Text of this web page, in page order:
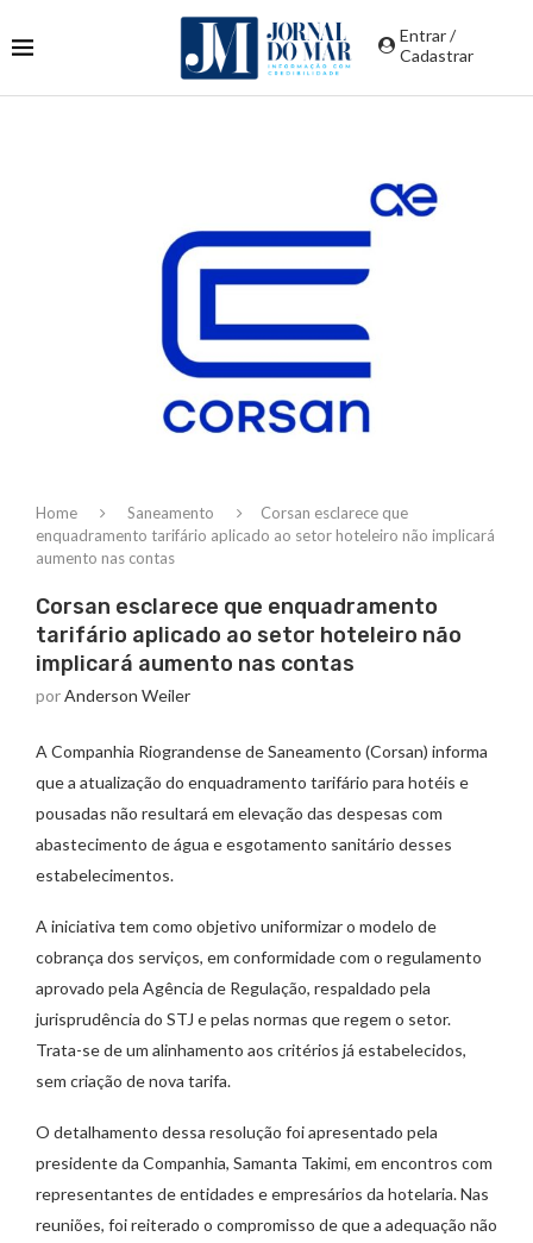
Entrar /
Cadastrar
Home Saneamento
Corsan esclarece que
enquadramento tarifário aplicado ao setor hoteleiro não implicará
aumento nas contas
Corsan esclarece que enquadramento
tarifário aplicado ao setor hoteleiro não
implicará aumento nas contas
porAnderson Weiler
A Companhia Riograndense de Saneamento (Corsan) informa
que a atualização do enquadramento tarifário para hotéis e
pousadas não resultará em elevação das despesas com
abastecimento de água e esgotamento sanitário desses
estabelecimentos.
A iniciativa tem como objetivo uniformizar o modelo de
cobrança dos serviços, em conformidade com o regulamento
aprovado pela Agência de Regulação, respaldado pela
jurisprudência do STJ e pelas normas que regem o setor.
Trata-se de um alinhamento aos critérios já estabelecidos,
sem criação de nova tarifa.
O detalhamento dessa resolução foi apresentado pela
presidente da Companhia, Samanta Takimi, em encontros com
representantes de entidades e empresários da hotelaria. Nas
reuniões, foi reiterado o compromisso de que a adequação não